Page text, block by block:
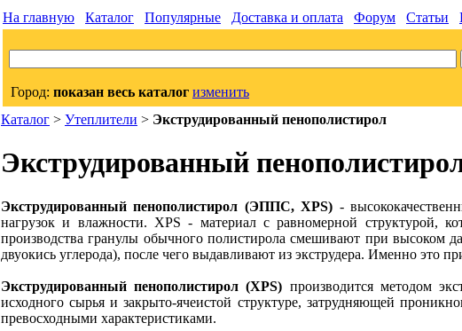
На главную Каталог Популярные Доставка и оплата Форум Статьи
Город: показан весь каталог изменить
Каталог > Утеплители > Экструдированный пенополистирол
Экструдированный
Экструдированный пенополистирол (ЭППС, XPS) -
нагрузок и влажности. XPS - материал с равномерной структурой,
производства гранулы обычного полистирола смешивают при высоком
двуокись углерода), после чего выдавливают из экструдера. Именно это
Экструдированный пенополистирол (XPS) производится методом
исходного сырья и закрыто-ячеистой структуре, затрудняющей
превосходными характеристиками.